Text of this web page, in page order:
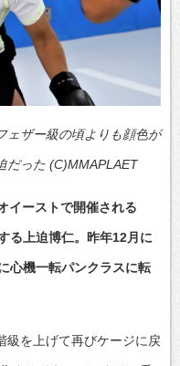
ェザー級の頃よりも顔色が
だった (C)MMAPLAET
イーストで開催される
る上迫博仁。昨年12月に
心機一転パンクラスに転
級を上げて再びケージに戻